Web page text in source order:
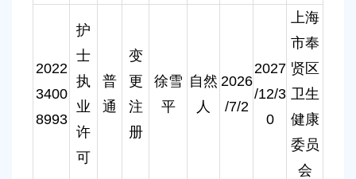
2022
3400
8993
护
士
执
业
许
可
普
通
变
更
注
册
徐雪
平
自然
人
2026
/7/2
2027
/12/3
0
上海
市奉
贤区
卫生
健康
委员
会